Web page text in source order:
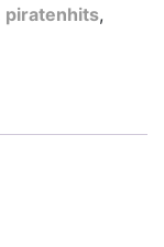
piratenhits,